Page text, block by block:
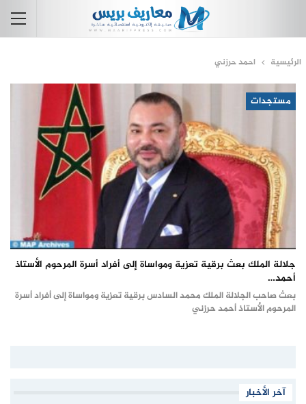
الرئيسية احمد حرزني
مستجدات
جلالة الملك بعث برقية تعزية ومواساة إلى أفراد أسرة المرحوم الأستاذ
أحمد…
بعث صاحب الجلالة الملك محمد السادس برقية تعزية ومواساة إلى أفراد أسرة
المرحوم الأستاذ أحمد حرزني
آخر الأخبار